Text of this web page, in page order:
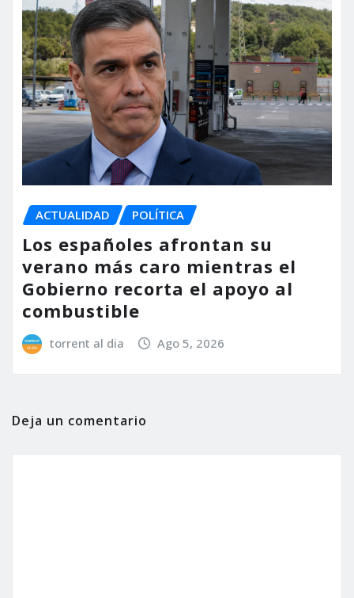
ACTUALIDAD POLÍTICA
Los españoles afrontan su
verano más caro mientras el
Gobierno recorta el apoyo al
combustible
torrent al dia Ago 5, 2026
Deja un comentario